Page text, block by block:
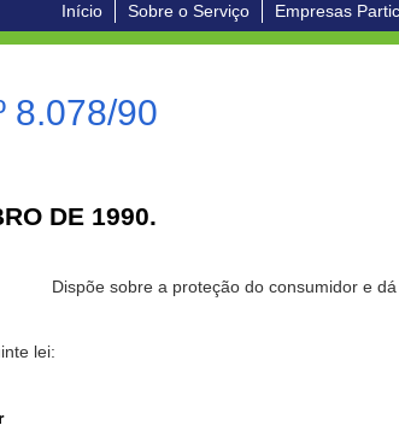
Início Sobre o Serviço Empresas
8.078/90
DE 1990.
Dispõe sobre a proteção do consumidor e
lei: